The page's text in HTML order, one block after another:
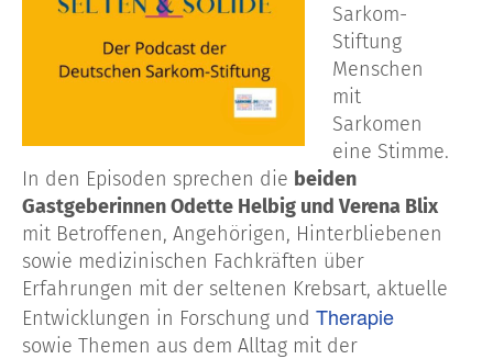
Sarkom-
Stiftung
Menschen
mit
Sarkomen
eine Stimme.
In den Episoden sprechen die beiden
Gastgeberinnen Odette Helbig und Verena Blix
mit Betroffenen, Angehörigen, Hinterbliebenen
sowie medizinischen Fachkräften über
Erfahrungen mit der seltenen Krebsart, aktuelle
Entwicklungen in Forschung und Therapie
sowie Themen aus dem Alltag mit der